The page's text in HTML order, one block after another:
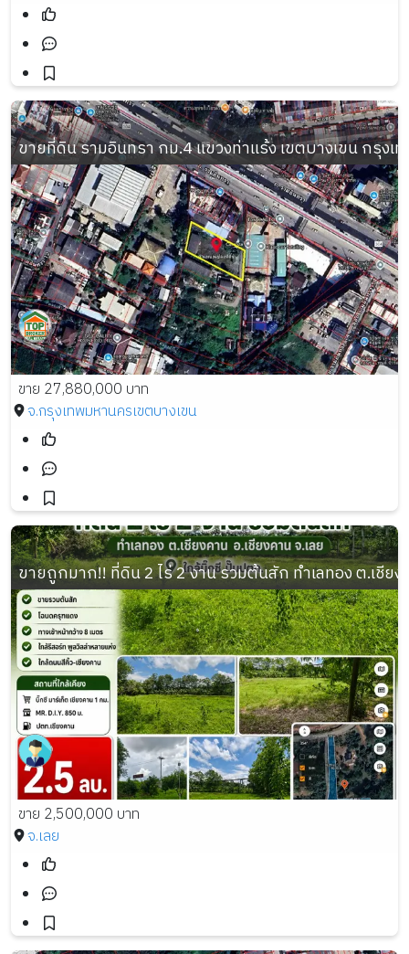
ขายที่ดิน รามอินทรา กม.4 แขวงท่าแร้ง เขตบางเขน กรุงเ
ขาย 27,880,000 บาท
จ.กรุงเทพมหานครเขตบางเขน
ขายถูกมาก!! ที่ดิน 2 ไร่ 2 งาน รวมต้นสัก ทำเลทอง ต.เชีย
ขาย 2,500,000 บาท
จ.เลย